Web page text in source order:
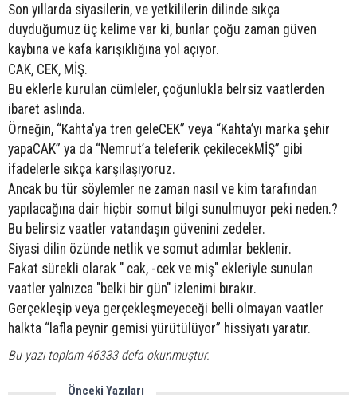
Son yıllarda siyasilerin, ve yetkililerin dilinde sıkça
duyduğumuz üç kelime var ki, bunlar çoğu zaman güven
kaybına ve kafa karışıklığına yol açıyor.
CAK, CEK, MİŞ.
Bu eklerle kurulan cümleler, çoğunlukla belrsiz vaatlerden
ibaret aslında.
Örneğin, “Kahta'ya tren geleCEK” veya “Kahta’yı marka şehir
yapaCAK” ya da “Nemrut’a teleferik çekilecekMİŞ” gibi
ifadelerle sıkça karşılaşıyoruz.
Ancak bu tür söylemler ne zaman nasıl ve kim tarafından
yapılacağına dair hiçbir somut bilgi sunulmuyor peki neden.?
Bu belirsiz vaatler vatandaşın güvenini zedeler.
Siyasi dilin özünde netlik ve somut adımlar beklenir.
Fakat sürekli olarak " cak, -cek ve miş" ekleriyle sunulan
vaatler yalnızca "belki bir gün" izlenimi bırakır.
Gerçekleşip veya gerçekleşmeyeceği belli olmayan vaatler
halkta “lafla peynir gemisi yürütülüyor” hissiyatı yaratır.
Bu yazı toplam 46333 defa okunmuştur.
Önceki Yazıları